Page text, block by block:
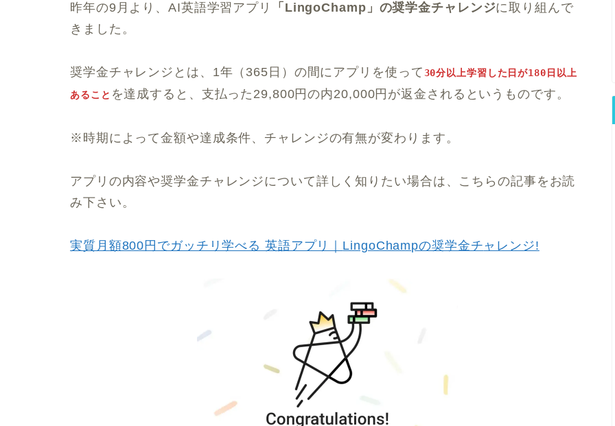
昨年の9月より、AI英語学習アプリ 「LingoChamp」の奨学金チャレンジに取り組んで
きました。
奨学金チャレンジとは、1年（365日）の間にアプリを使って30分以上学習した日が180日以上
あること を達成すると、支払った29,800円の内20,000円が返金されるというものです。
※時期によって金額や達成条件、チャレンジの有無が変わります。
アプリの内容や奨学金チャレンジについて詳しく知りたい場合は、こちらの記事をお読
み下さい。
実質月額800円でガッチリ学べる 英語アプリ｜ LingoChampの奨学金チャレンジ!